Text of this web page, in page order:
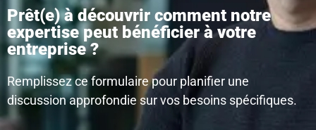
Prêt(e) à découvrir comment notre
expertise peut bénéficier à votre
entreprise ?
Remplissez ce formulaire pour planifier une
discussion approfondie sur vos besoins spécifiques.